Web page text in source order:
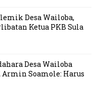
Desa Wailoba,
Ketua PKB Sula
Desa Wailoba
Armin Soamole: Harus